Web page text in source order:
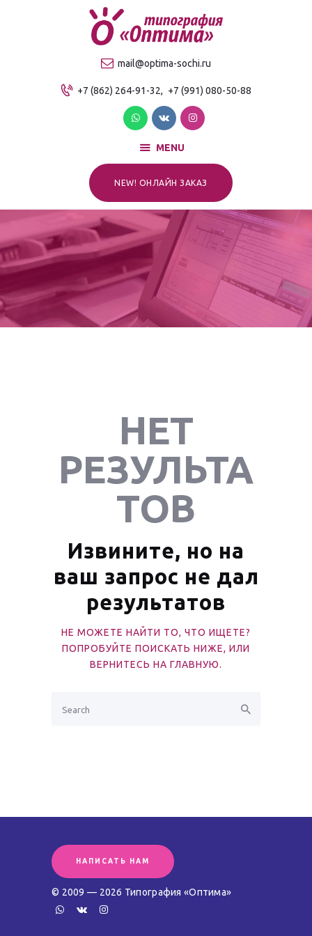
mail@optima-sochi.ru
+7 (862) 264-91-32, +7 (991) 080-50-88
MENU
NEW! ОНЛАЙН ЗАКАЗ
Качественная типография в Сочи
О компании
Продукция
Услуги
Прайс-лист
Для клиентов
НЕТ
РЕЗУЛЬТА
ТОВ
Извините, но на
ваш запрос не дал
результатов
НЕ МОЖЕТЕ НАЙТИ ТО, ЧТО ИЩЕТЕ?
ПОПРОБУЙТЕ ПОИСКАТЬ НИЖЕ, ИЛИ
ВЕРНИТЕСЬ НА ГЛАВНУЮ.
НАПИСАТЬ НАМ
© 2009 — 2026 Типография «Оптима»